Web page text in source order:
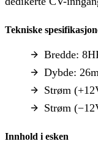
Tekniske
Bredde:
Dybde:
Strøm
Strøm
Innhold i esken